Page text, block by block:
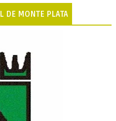
DE MONTE PLATA